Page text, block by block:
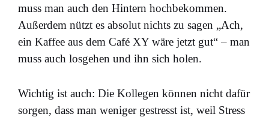
muss man auch den Hintern hochbekommen.
Außerdem nützt es absolut nichts zu sagen „Ach,
ein Kaffee aus dem Café XY wäre jetzt gut“ – man
muss auch losgehen und ihn sich holen.
Wichtig ist auch: Die Kollegen können nicht dafür
sorgen, dass man weniger gestresst ist, weil Stress